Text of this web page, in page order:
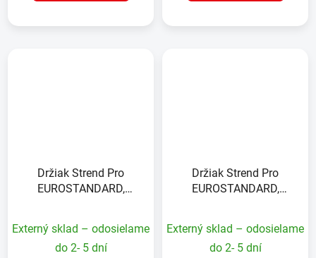
Držiak Strend Pro
EUROSTANDARD,
na podhrabové dosky
Externý sklad – odosielame
do 2- 5 dní
Držiak Strend Pro
EUROSTANDARD,
na podhrabové dosky
Externý sklad – odosielame
do 2- 5 dní